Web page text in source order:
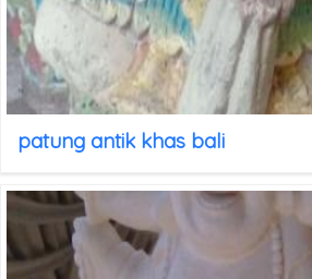
patung antik khas bali